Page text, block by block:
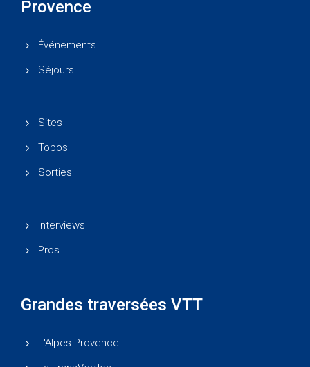
Provence
Événements
Séjours
Sites
Topos
Sorties
Interviews
Pros
Grandes traversées VTT
L'Alpes-Provence